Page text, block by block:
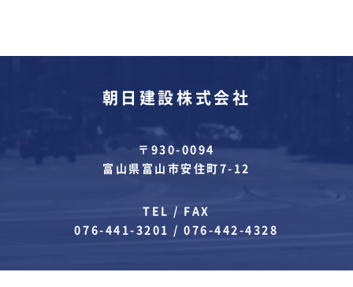
朝日建設株式会社
〒930-0094
富山県富山市安住町7-12
TEL / FAX
076-441-3201 /076-442-4328